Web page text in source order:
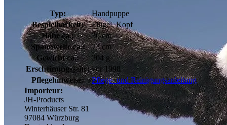
Typ:
Handpuppe
Bespielbarkeit:
Flügel, Kopf
Höhe ca.:
36 cm
Spannweite ca.:
73 cm
Gewicht ca.:
304 g
Erscheinungsjahr: vor 1998
Pflegehinweise:
Pflege- und Reinigungsanleitung
Importeur:
JH-Products
Winterhäuser Str. 81
97084 Würzburg